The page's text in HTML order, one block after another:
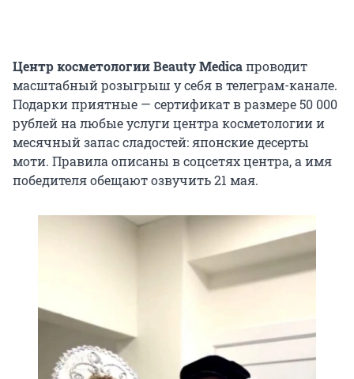
Центр косметологии Beauty Medicaпроводит
масштабный розыгрыш у себя в телеграм-канале.
Подарки приятные — сертификат в размере 50 000
рублей на любые услуги центра косметологии и
месячный запас сладостей: японские десерты
моти. Правила описаны в соцсетях центра, а имя
победителя обещают озвучить 21 мая.